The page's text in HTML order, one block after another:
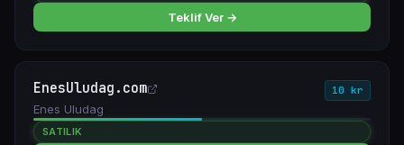
Teklif Ver →
EnesUludag.com 10 kr
Enes Uludag
SATILIK